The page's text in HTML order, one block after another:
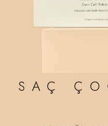
SAÇ